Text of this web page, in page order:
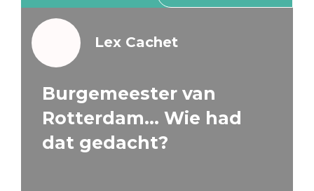
Lex Cachet
Burgemeester van
Rotterdam… Wie had
dat gedacht?